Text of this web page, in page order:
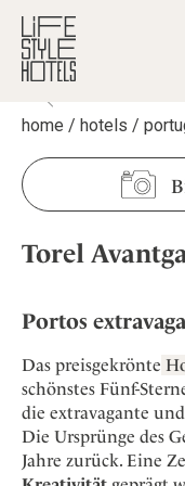
Hotels +
Alle Hotels
Alpine Lifestyle
Beach
New Member
Wellness
Destinationen
Alle Destinationen
Belgien
Griechenland
Indonesien
Italien
Japan
Kroatien
Stories +
Alle Stories
Aktiv & Wellness
Culture
Design & Architektur
Eat & Drink
Mindful Traveller
Shop +
Lifestylehotels
The Stylemate
Gutschein/Voucher
Smart Traveller
Newsletter
Become a
Member Benefits
Register your Hotel
About us +
Mission Statement
home / hotels /
Torel
Portos
Das preisgekrönte
schönstes Fünf-
die extravagante
Die Ursprünge des
Jahre zurück. Eine